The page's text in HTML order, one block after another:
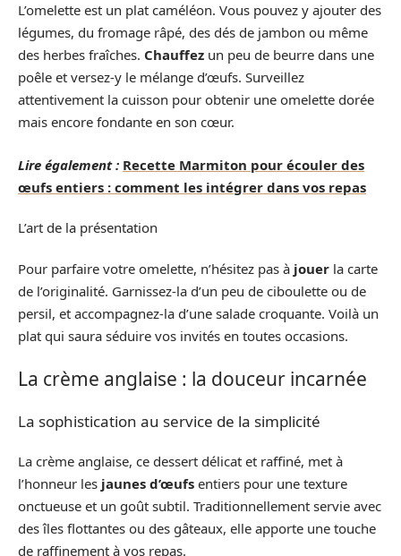
L’omelette est un plat caméléon. Vous pouvez y ajouter des
légumes, du fromage râpé, des dés de jambon ou même
des herbes fraîches. Chauffez un peu de beurre dans une
poêle et versez-y le mélange d’œufs. Surveillez
attentivement la cuisson pour obtenir une omelette dorée
mais encore fondante en son cœur.
Lire également : Recette Marmiton pour écouler des
œufs entiers : comment les intégrer dans vos repas
L’art de la présentation
Pour parfaire votre omelette, n’hésitez pas à jouer la carte
de l’originalité. Garnissez-la d’un peu de ciboulette ou de
persil, et accompagnez-la d’une salade croquante. Voilà un
plat qui saura séduire vos invités en toutes occasions.
La crème anglaise : la douceur incarnée
La sophistication au service de la simplicité
La crème anglaise, ce dessert délicat et raffiné, met à
l’honneur les jaunes d’œufs entiers pour une texture
onctueuse et un goût subtil. Traditionnellement servie avec
des îles flottantes ou des gâteaux, elle apporte une touche
de raffinement à vos repas.